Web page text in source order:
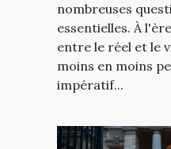
nombreuses
essentielles. À
entre le réel et le
moins en moins
impératif...